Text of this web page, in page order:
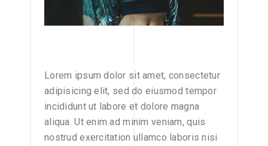
Lorem ipsum dolor sit amet, consectetur
adipisicing elit, sed do eiusmod tempor
incididunt ut labore et dolore magna
aliqua. Ut enim ad minim veniam, quis
nostrud exercitation ullamco laboris nisi